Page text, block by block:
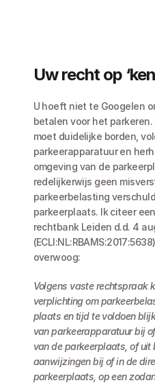
Uw recht op
U hoeft niet te Googelen
betalen voor het
moet duidelijke borden,
parkeerapparatuur en
omgeving van de
redelijkerwijs geen
parkeerbelasting
parkeerplaats. Ik citeer
rechtbank Leiden d.d. 4
overwoog:
Volgens vaste rechtspraak
verplichting om
plaats en tijd te voldoen
van parkeerapparatuur bij
van de parkeerplaats, of uit
aanwijzingen bij of in de
parkeerplaats, op een